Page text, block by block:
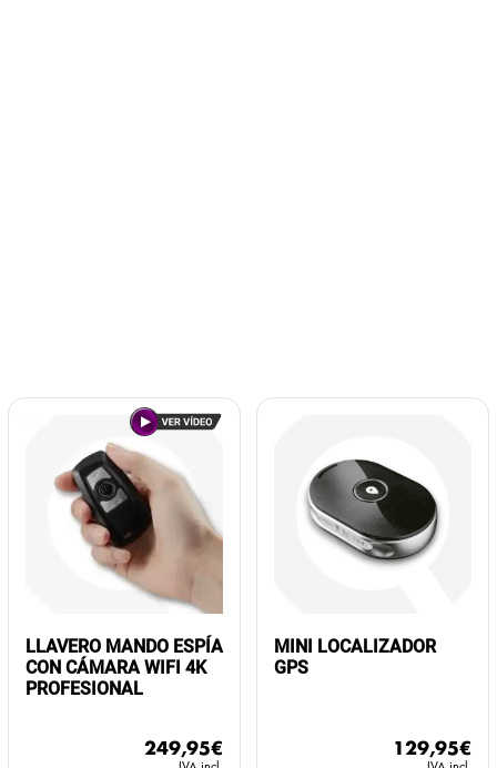
LLAVERO MANDO ESPÍA
CON CÁMARA WIFI 4K
PROFESIONAL
249,95€
MINI LOCALIZADOR
GPS
129,95€